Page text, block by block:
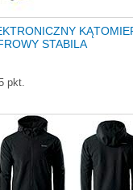
STABILA
pkt.